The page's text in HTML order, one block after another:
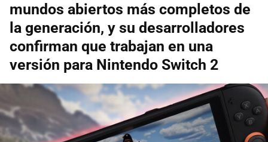
mundos abiertos más completos de
la generación, y su desarrolladores
confirman que trabajan en una
versión para Nintendo Switch 2